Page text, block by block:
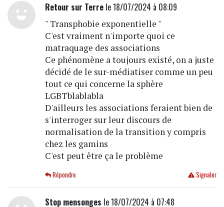
Retour sur Terrele 18/07/2024 à 08:09
" Transphobie exponentielle "
C'est vraiment n'importe quoi ce
matraquage des associations
Ce phénomène a toujours existé, on a juste
décidé de le sur-médiatiser comme un peu
tout ce qui concerne la sphère
LGBTblablabla
D'ailleurs les associations feraient bien de
s'interroger sur leur discours de
normalisation de la transition y compris
chez les gamins
C'est peut être ça le problème
Signaler
Répondre
Stop mensonges le 18/07/2024 à 07:48